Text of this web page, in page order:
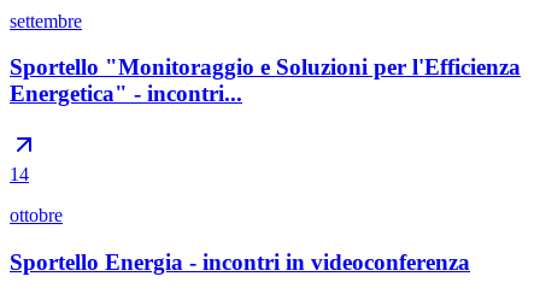
settembre
Sportello "Monitoraggio e Soluzioni per l'Efficienza
Energetica" - incontri...
14
ottobre
Sportello Energia - incontri in videoconferenza